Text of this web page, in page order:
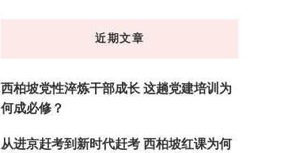
近期文章
西柏坡党性淬炼干部成长 这趟党建培训为
何成必修？
从进京赶考到新时代赶考 西柏坡红课为何